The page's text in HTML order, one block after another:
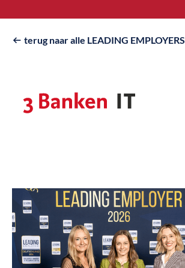
 terug naar alle LEADING EMPLOYERS